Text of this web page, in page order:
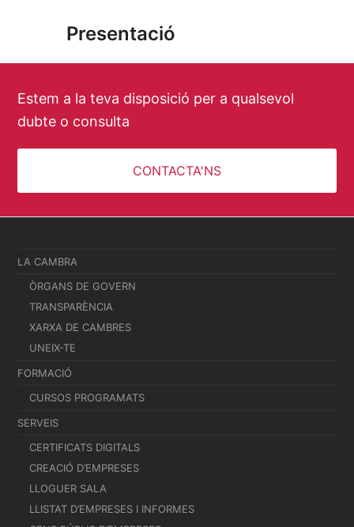
Presentació
Estem a la teva disposició per a qualsevol
dubte o consulta
CONTACTA'NS
LA CAMBRA
ÒRGANS DE GOVERN
TRANSPARÈNCIA
XARXA DE CAMBRES
UNEIX-TE
FORMACIÓ
CURSOS PROGRAMATS
SERVEIS
CERTIFICATS DIGITALS
CREACIÓ D’EMPRESES
LLOGUER SALA
LLISTAT D’EMPRESES I INFORMES